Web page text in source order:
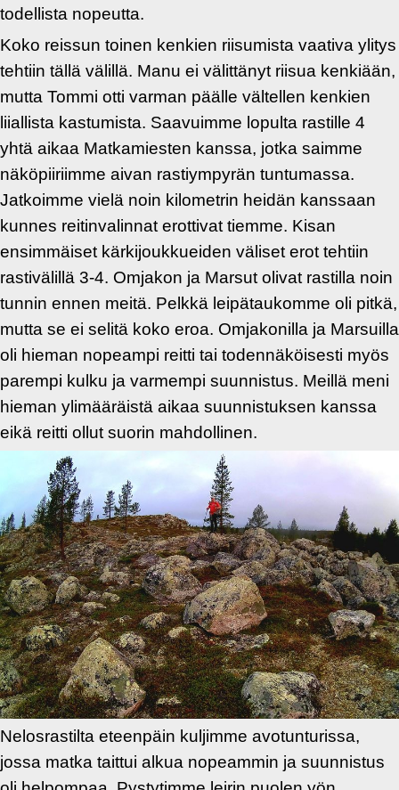
todellista nopeutta.
Koko reissun toinen kenkien riisumista vaativa ylitys
tehtiin tällä välillä. Manu ei välittänyt riisua kenkiään,
mutta Tommi otti varman päälle vältellen kenkien
liiallista kastumista. Saavuimme lopulta rastille 4
yhtä aikaa Matkamiesten kanssa, jotka saimme
näköpiiriimme aivan rastiympyrän tuntumassa.
Jatkoimme vielä noin kilometrin heidän kanssaan
kunnes reitinvalinnat erottivat tiemme. Kisan
ensimmäiset kärkijoukkueiden väliset erot tehtiin
rastivälillä 3-4. Omjakon ja Marsut olivat rastilla noin
tunnin ennen meitä. Pelkkä leipätaukomme oli pitkä,
mutta se ei selitä koko eroa. Omjakonilla ja Marsuilla
oli hieman nopeampi reitti tai todennäköisesti myös
parempi kulku ja varmempi suunnistus. Meillä meni
hieman ylimääräistä aikaa suunnistuksen kanssa
eikä reitti ollut suorin mahdollinen.
Nelosrastilta eteenpäin kuljimme avotunturissa,
jossa matka taittui alkua nopeammin ja suunnistus